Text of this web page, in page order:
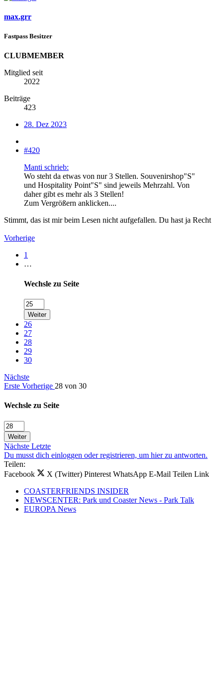
max.grr
Fastpass Besitzer
CLUBMEMBER
Mitglied seit
2022
Beiträge
423
28. Dez 2023
#420
Manti schrieb:
Wo steht da etwas von nur 3 Stellen. Souvenirshop"S"
und Hospitality Point"S" sind jeweils Mehrzahl. Von
daher gibt es mehr als 3 Stellen!
Zum Vergrößern anklicken....
Stimmt, das ist mir beim Lesen nicht aufgefallen. Du hast ja Recht
Vorherige
1
…
Wechsle zu Seite
Weiter
26
27
28
29
30
Nächste
Erste Vorherige 28 von 30
Wechsle zu Seite
Weiter
Nächste Letzte
Du musst dich einloggen oder registrieren, um hier zu antworten.
Teilen:
Facebook
X (Twitter) Pinterest WhatsApp E-Mail Teilen Link
COASTERFRIENDS INSIDER
NEWSCENTER: Park und Coaster News - Park Talk
EUROPA News